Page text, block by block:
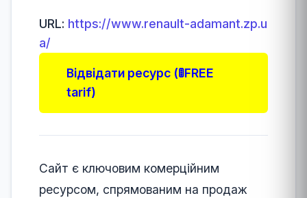
URL: https://www.renault-adamant.zp.u
a/
Відвідати ресурс (🚦FREE
tarif)
Сайт є ключовим комерційним
ресурсом, спрямованим на продаж